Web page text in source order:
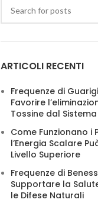
ARTICOLI RECENTI
Frequenze di
Favorire
Tossine dal
Come Funzionano i
l’Energia Scalare
Livello Superiore
Frequenze di
Supportare la
le Difese Naturali